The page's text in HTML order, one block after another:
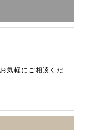
お気軽にご相談くだ